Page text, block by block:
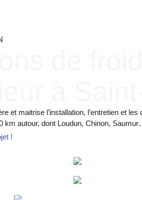
et maitrise l’installation, l’entretien et
km autour, dont Loudun, Chinon,
!